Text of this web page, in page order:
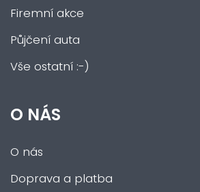
Firemní akce
Půjčení auta
Vše ostatní :-)
O NÁS
O nás
Doprava a platba